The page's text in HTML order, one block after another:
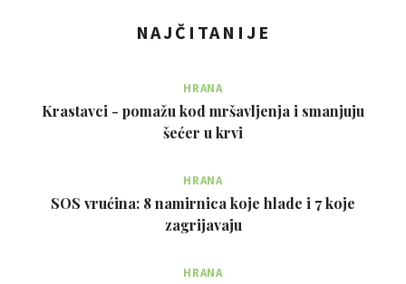
NAJČITANIJE
HRANA
Krastavci - pomažu kod mršavljenja i smanjuju
šećer u krvi
HRANA
SOS vrućina: 8 namirnica koje hlade i 7 koje
zagrijavaju
HRANA